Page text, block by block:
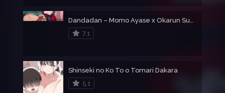
Dandadan – Momo Ayase x Okarun Sub Español [Hentai]
7.1
Shinseki no Ko To o Tomari Dakara
5.1